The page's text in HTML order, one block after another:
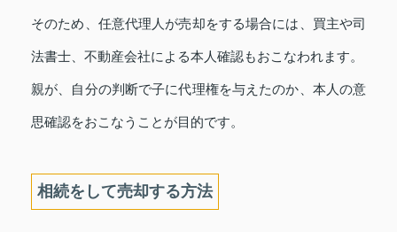
そのため、任意代理人が売却をする場合には、買主や司
法書士、不動産会社による本人確認もおこなわれます。
親が、自分の判断で子に代理権を与えたのか、本人の意
思確認をおこなうことが目的です。
相続をして売却する方法